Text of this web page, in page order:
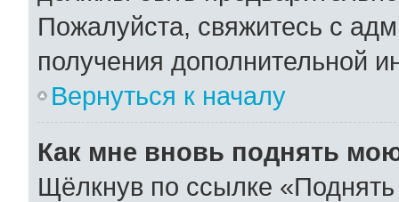
Пожалуйста, свяжитесь с
получения дополнительной
Вернуться к началу
Как мне вновь поднять
Щёлкнув по ссылке